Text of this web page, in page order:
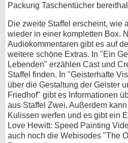
Packung Taschentücher
Die zweite Staffel erscheint, wie
wieder in einer kompletten Box.
Audiokommentaren gibt es auf
weitere schöne Extras. In "Ein
Lebenden" erzählen Cast und
Staffel finden. In "Geisterhafte
über die Gestaltung der Geister
Friedhof" gibt es Informationen
aus Staffel Zwei. Außerdem
Kulissen werfen und es gibt ein
Love Hewitt: Speed Painting
auch noch die Webisodes "The